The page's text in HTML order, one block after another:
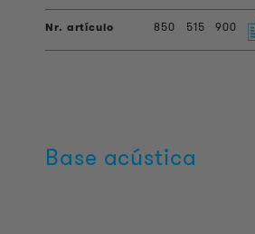
850 515 900
Base acústica